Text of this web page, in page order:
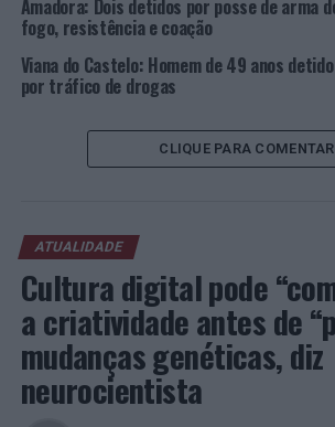
comercial
Vila Nova de Gaia: Detido por furto em
Amadora: Dois detidos por posse de arma
fogo, resistência e coação
Viana do Castelo: Homem de 49 anos detido
por tráfico de drogas
CLIQUE PARA COMENTAR
ATUALIDADE
Cultura digital pode
a criatividade antes de
mudanças genéticas, diz
neurocientista